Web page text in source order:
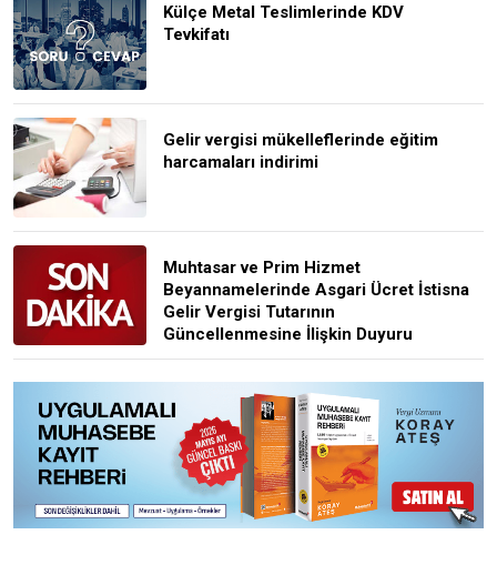
Külçe Metal Teslimlerinde KDV
Tevkifatı
Gelir vergisi mükelleflerinde eğitim
harcamaları indirimi
Muhtasar ve Prim Hizmet
Beyannamelerinde Asgari Ücret İstisna
Gelir Vergisi Tutarının
Güncellenmesine İlişkin Duyuru